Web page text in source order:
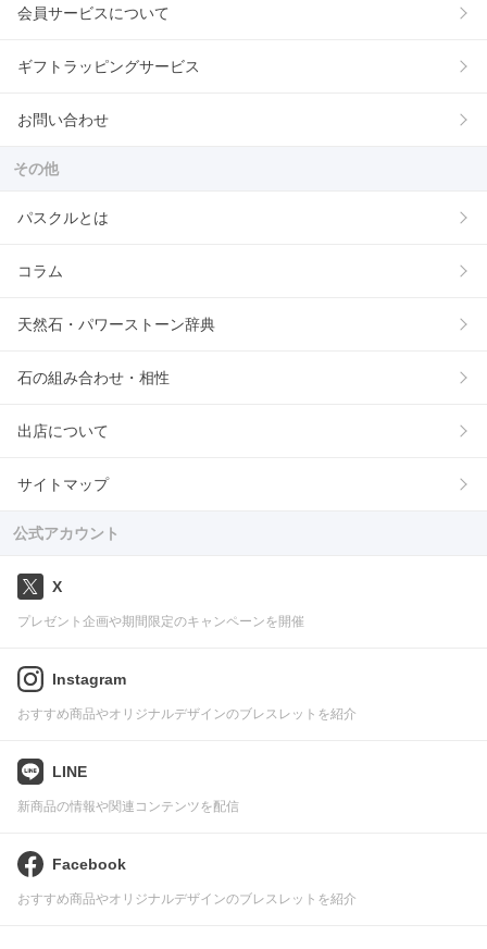
会員サービスについて
ギフトラッピングサービス
お問い合わせ
その他
パスクルとは
コラム
天然石・パワーストーン辞典
石の組み合わせ・相性
出店について
サイトマップ
公式アカウント
X
プレゼント企画や期間限定のキャンペーンを開催
Instagram
おすすめ商品やオリジナルデザインのブレスレットを紹介
LINE
新商品の情報や関連コンテンツを配信
Facebook
おすすめ商品やオリジナルデザインのブレスレットを紹介